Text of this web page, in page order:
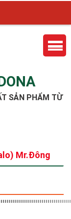
SẢN PHẨM TỪ
Mr.Đông